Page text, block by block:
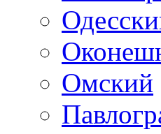
Омский